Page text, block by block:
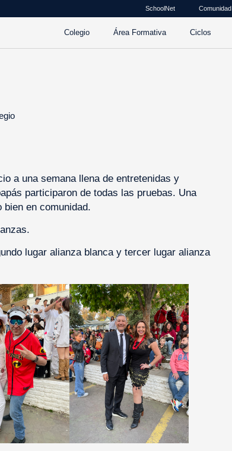
SchoolNet Comunidad
Colegio Área Formativa Ciclos
a una semana llena de entretenidas y
participaron de todas las pruebas. Una
en comunidad.
lugar alianza blanca y tercer lugar alianza